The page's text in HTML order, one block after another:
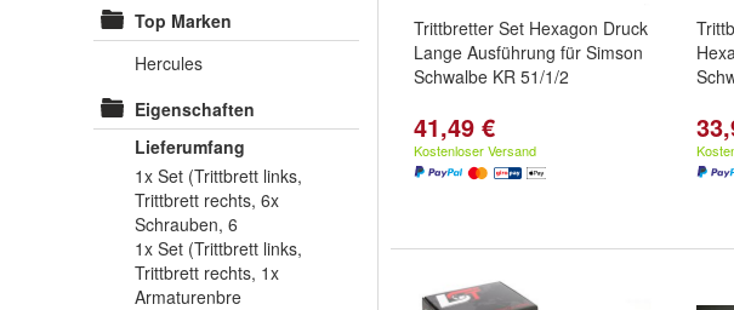
Top Marken
Hercules
Eigenschaften
Lieferumfang
1x Set (Trittbrett links,
Trittbrett rechts, 6x
Schrauben, 6
1x Set (Trittbrett links,
Trittbrett rechts, 1x
Armaturenbre
Trittbretter Set Hexagon Druck
Lange Ausführung für Simson
Schwalbe KR 51/1/2
41,49 €
Kostenloser Versand